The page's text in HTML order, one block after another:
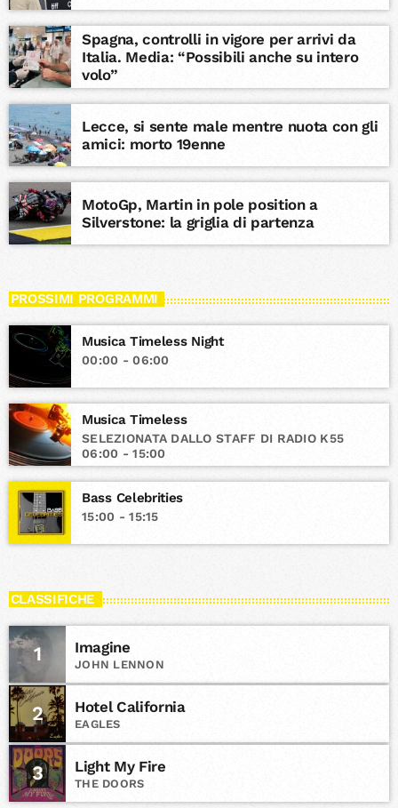
Spagna, controlli in vigore per arrivi da
Italia. Media: “Possibili anche su intero
volo”
Lecce, si sente male mentre nuota con gli
amici: morto 19enne
MotoGp, Martin in pole position a
Silverstone: la griglia di partenza
PROSSIMI PROGRAMMI
Musica Timeless Night
00:00 - 06:00
Musica Timeless
SELEZIONATA DALLO STAFF DI RADIO K55
06:00 - 15:00
Bass Celebrities
15:00 - 15:15
CLASSIFICHE
1 Imagine
JOHN LENNON
2 Hotel California
EAGLES
3 Light My Fire
THE DOORS